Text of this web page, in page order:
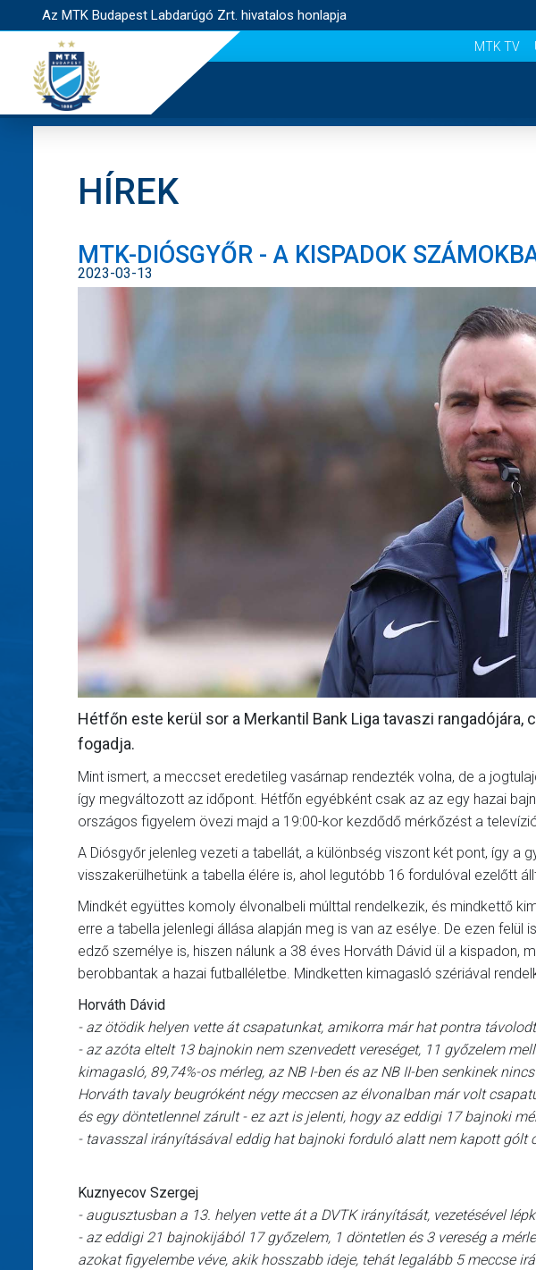
Az MTK Budapest Labdarúgó Zrt. hivatalos honlapja
MTK TV
HÍREK
MTK-DIÓSGYŐR - A KISPADOK
2023-03-13
Hétfőn este kerül sor a Merkantil Bank Liga tavaszi rangadójára,
fogadja.
Mint ismert, a meccset eredetileg vasárnap rendezték volna, de a
így megváltozott az időpont. Hétfőn egyébként csak az az egy hazai
országos figyelem övezi majd a 19:00-kor kezdődő mérkőzést a
A Diósgyőr jelenleg vezeti a tabellát, a különbség viszont két pont, így a
visszakerülhetünk a tabella élére is, ahol legutóbb 16 fordulóval ezelőtt
Mindkét együttes komoly élvonalbeli múlttal rendelkezik, és mindkettő
erre a tabella jelenlegi állása alapján meg is van az esélye. De ezen
edző személye is, hiszen nálunk a 38 éves Horváth Dávid ül a kispadon,
berobbantak a hazai futballéletbe. Mindketten kimagasló szériával
Horváth Dávid
- az ötödik helyen vette át csapatunkat, amikorra már hat pontra
- az azóta eltelt 13 bajnokin nem szenvedett vereséget, 11 győzelem
kimagasló, 89,74%-os mérleg, az NB I-ben és az NB II-ben senkinek
Horváth tavaly beugróként négy meccsen az élvonalban már volt
és egy döntetlennel zárult - ez azt is jelenti, hogy az eddigi 17 bajnoki
- tavasszal irányításával eddig hat bajnoki forduló alatt nem kapott gólt
Kuznyecov Szergej
- augusztusban a 13. helyen vette át a DVTK irányítását, vezetésével
- az eddigi 21 bajnokijából 17 győzelem, 1 döntetlen és 3 vereség a
azokat figyelembe véve, akik hosszabb ideje, tehát legalább 5 meccse